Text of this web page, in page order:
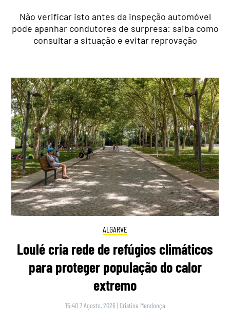
Não verificar isto antes da inspeção automóvel
pode apanhar condutores de surpresa: saiba como
consultar a situação e evitar reprovação
ALGARVE
Loulé cria rede de refúgios climáticos
para proteger população do calor
extremo
15:40 7 Agosto, 2026 | Cristina Mendonça